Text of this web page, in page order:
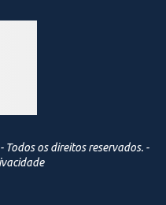
os direitos reservados. -